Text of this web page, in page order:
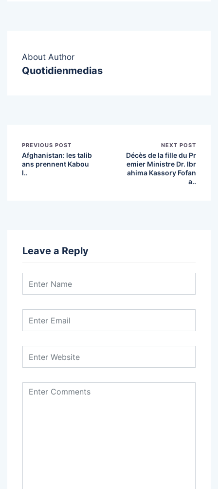
About Author
Quotidienmedias
PREVIOUS POST
Afghanistan: les talib
ans prennent Kabou
l..
NEXT POST
Décès de la fille du Pr
emier Ministre Dr. Ibr
ahima Kassory Fofan
a..
Leave a Reply